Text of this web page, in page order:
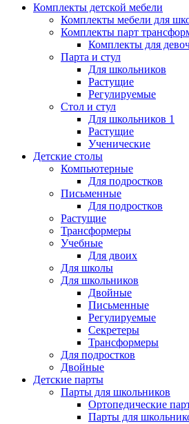
Комплекты детской мебели
Комплекты мебели для
Комплекты парт
Комплекты для
Парта и стул
Для школьников
Растущие
Регулируемые
Стол и стул
Для школьников 1
Растущие
Ученические
Детские столы
Компьютерные
Для подростков
Письменные
Для подростков
Растущие
Трансформеры
Учебные
Для двоих
Для школы
Для школьников
Двойные
Письменные
Регулируемые
Секретеры
Трансформеры
Для подростков
Двойные
Детские парты
Парты для школьников
Ортопедические
Парты для